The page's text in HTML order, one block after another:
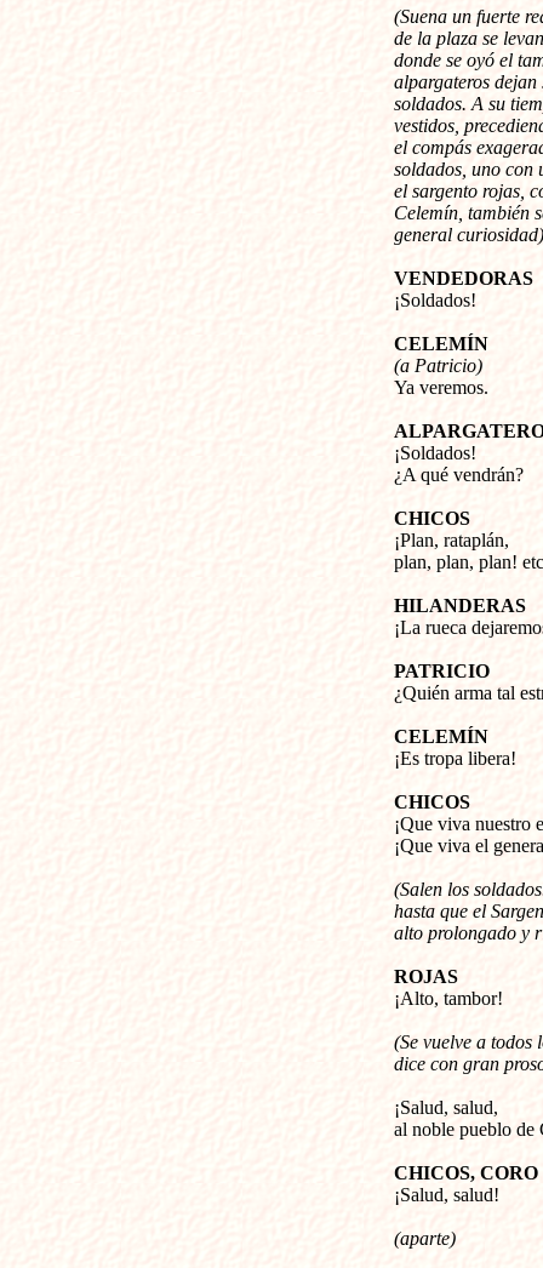
(Suena un fuerte
de la plaza se
donde se oyó el
alpargateros dejan
soldados. A su
vestidos,
el compás
soldados, uno con
el sargento rojas,
Celemín, también
general curiosidad)
VENDEDORAS
¡Soldados!
CELEMÍN
(a Patricio)
Ya veremos.
¡Soldados!
¿A qué vendrán?
CHICOS
¡Plan, rataplán,
plan, plan, plan!
HILANDERAS
¡La rueca
PATRICIO
¿Quién arma tal
CELEMÍN
¡Es tropa libera!
CHICOS
¡Que viva nuestro
¡Que viva el
(Salen los
hasta que el
alto prolongado y
ROJAS
¡Alto, tambor!
(Se vuelve a todos
dice con gran
¡Salud, salud,
al noble pueblo de
CHICOS, CORO
¡Salud, salud!
(aparte)